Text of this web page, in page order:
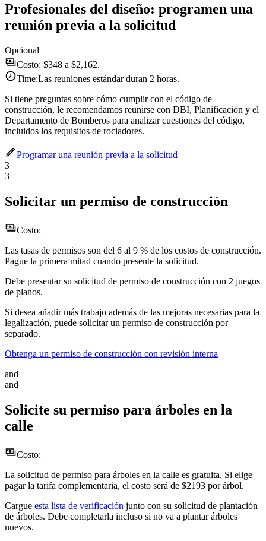
Profesionales del diseño: programen una
reunión previa a la solicitud
Opcional
Costo: $348 a $2,162.
Time:Las reuniones estándar duran 2 horas.
Si tiene preguntas sobre cómo cumplir con el código de
construcción, le recomendamos reunirse con DBI, Planificación y el
Departamento de Bomberos para analizar cuestiones del código,
incluidos los requisitos de rociadores.
Programar una reunión previa a la solicitud
3
3
Solicitar un permiso de construcción
Costo:
Las tasas de permisos son del 6 al 9 % de los costos de construcción.
Pague la primera mitad cuando presente la solicitud.
Debe presentar su solicitud de permiso de construcción con 2 juegos
de planos.
Si desea añadir más trabajo además de las mejoras necesarias para la
legalización, puede solicitar un permiso de construcción por
separado.
Obtenga un permiso de construcción con revisión interna
and
and
Solicite su permiso para árboles en la
calle
Costo:
La solicitud de permiso para árboles en la calle es gratuita. Si elige
pagar la tarifa complementaria, el costo será de $2193 por árbol.
Cargue esta lista de verificación junto con su solicitud de plantación
de árboles. Debe completarla incluso si no va a plantar árboles
nuevos.